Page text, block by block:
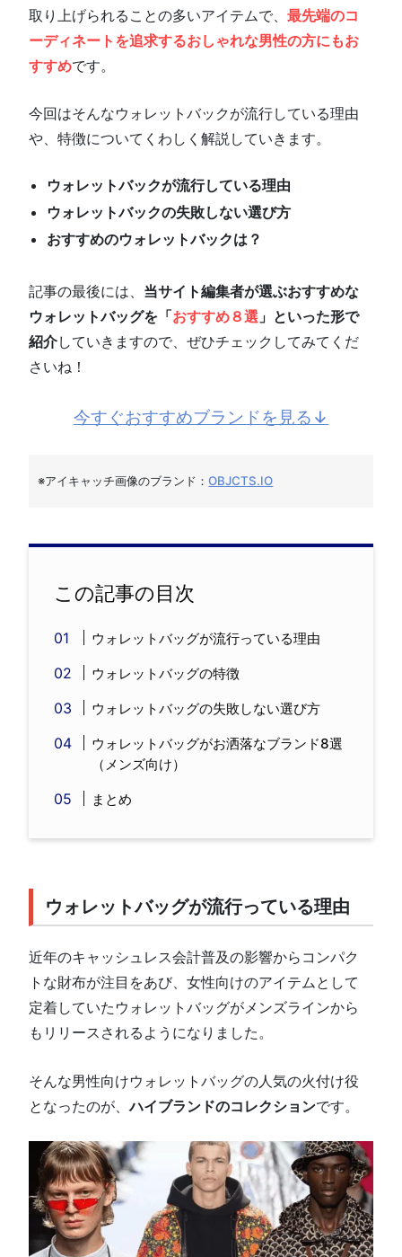
取り上げられることの多いアイテムで、最先端のコ
ーディネートを追求するおしゃれな男性の方にもお
すすめです。
今回はそんなウォレットバックが流行している理由
や、特徴についてくわしく解説していきます。
ウォレットバックが流行している理由
ウォレットバックの失敗しない選び方
おすすめのウォレットバックは？
記事の最後には、 当サイト編集者が選ぶおすすめな
ウォレットバッグを「おすすめ８選 」といった形で
紹介していきますので、ぜひチェックしてみてくだ
さいね！
今すぐおすすめブランドを見る↓
※アイキャッチ画像のブランド：OBJCTS.IO
この記事の目次
ウォレットバッグが流行っている理由
ウォレットバッグの特徴
ウォレットバッグの失敗しない選び方
ウォレットバッグがお洒落なブランド8選
（メンズ向け）
まとめ
ウォレットバッグが流行っている理由
近年のキャッシュレス会計普及の影響からコンパク
トな財布が注目をあび、女性向けのアイテムとして
定着していたウォレットバッグがメンズラインから
もリリースされるようになりました。
そんな男性向けウォレットバッグの人気の火付け役
となったのが、ハイブランドのコレクションです。